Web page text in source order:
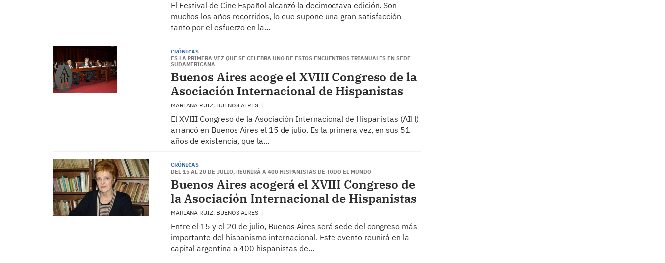
El Festival de Cine Español alcanzó la decimoctava edición. Son
muchos los años recorridos, lo que supone una gran satisfacción
tanto por el esfuerzo en la…
CRÓNICAS
ES LA PRIMERA VEZ QUE SE CELEBRA UNO DE ESTOS ENCUENTROS TRIANUALES EN SEDE
SUDAMERICANA
Buenos Aires acoge el XVIII Congreso de la
Asociación Internacional de Hispanistas
MARIANA RUIZ, BUENOS AIRES
El XVIII Congreso de la Asociación Internacional de Hispanistas (AIH)
arrancó en Buenos Aires el 15 de julio. Es la primera vez, en sus 51
años de existencia, que la…
CRÓNICAS
DEL 15 AL 20 DE JULIO, REUNIRÁ A 400 HISPANISTAS DE TODO EL MUNDO
Buenos Aires acogerá el XVIII Congreso de
la Asociación Internacional de Hispanistas
MARIANA RUIZ, BUENOS AIRES
Entre el 15 y el 20 de julio, Buenos Aires será sede del congreso más
importante del hispanismo internacional. Este evento reunirá en la
capital argentina a 400 hispanistas de…